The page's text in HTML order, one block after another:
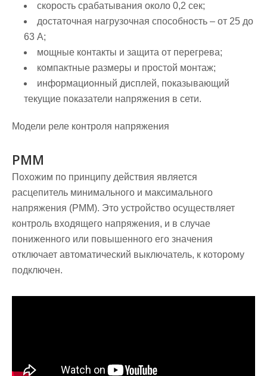
скорость срабатывания около 0,2 сек;
достаточная нагрузочная способность – от 25 до
63 А;
мощные контакты и защита от перегрева;
компактные размеры и простой монтаж;
информационный дисплей, показывающий
текущие показатели напряжения в сети.
Модели реле контроля напряжения
РММ
Похожим по принципу действия является
расцепитель минимального и максимального
напряжения (РММ). Это устройство осуществляет
контроль входящего напряжения, и в случае
пониженного или повышенного его значения
отключает автоматический выключатель, к которому
подключен.